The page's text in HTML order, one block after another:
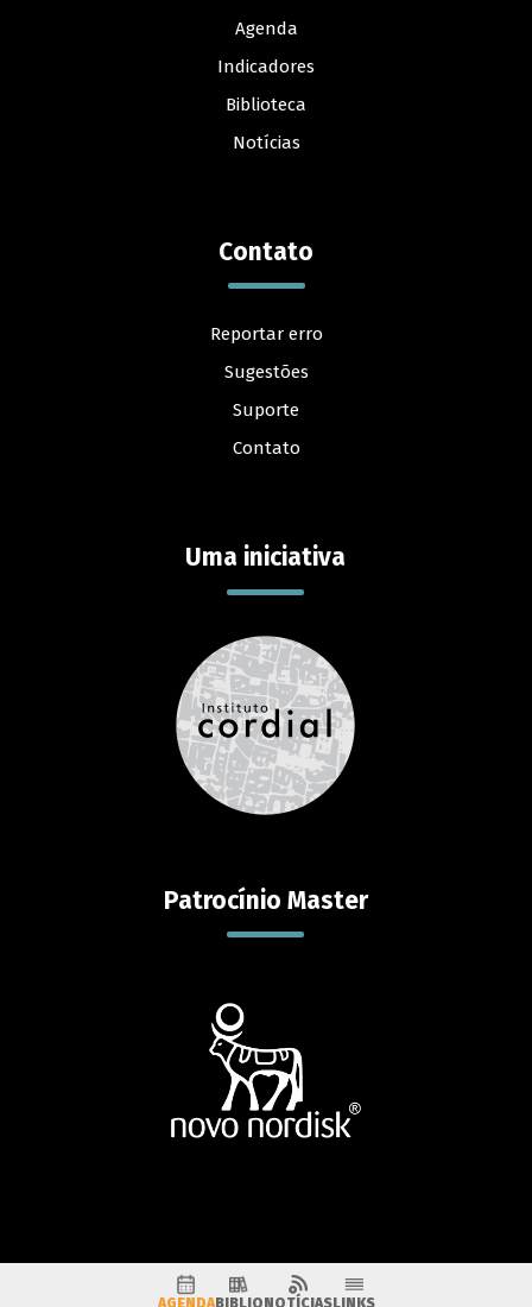
AGENDABIBLIO NOTÍCIASLINKS
Uma iniciativa
Patrocínio Master
Agenda
Indicadores
Biblioteca
Notícias
Contato
Reportar erro
Sugestões
Suporte
Contato